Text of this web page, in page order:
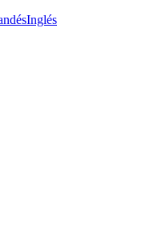
Inglés